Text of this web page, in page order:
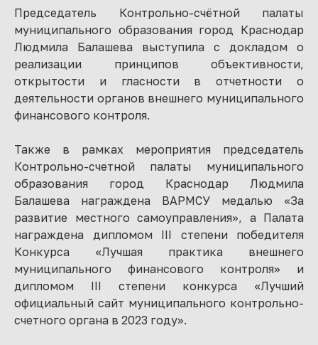
Председатель Контрольно-счётной палаты
муниципального образования город Краснодар
Людмила Балашева выступила с докладом о
реализации принципов объективности,
открытости и гласности в отчетности о
деятельности органов внешнего муниципального
финансового контроля.
Также в рамках мероприятия председатель
Контрольно-счетной палаты муниципального
образования город Краснодар Людмила
Балашева награждена ВАРМСУ медалью «За
развитие местного самоуправления», а Палата
награждена дипломом III степени победителя
Конкурса «Лучшая практика внешнего
муниципального финансового контроля» и
дипломом III степени конкурса «Лучший
официальный сайт муниципального контрольно-
счетного органа в 2023 году».